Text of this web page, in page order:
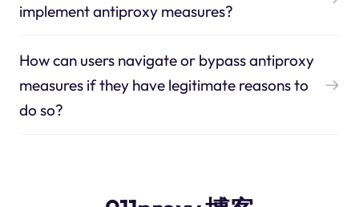
implement antiproxy measures?
How can users navigate or bypass antiproxy
measures if they have legitimate reasons to
do so?